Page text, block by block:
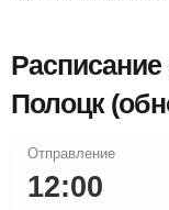
Полоцк
12:00